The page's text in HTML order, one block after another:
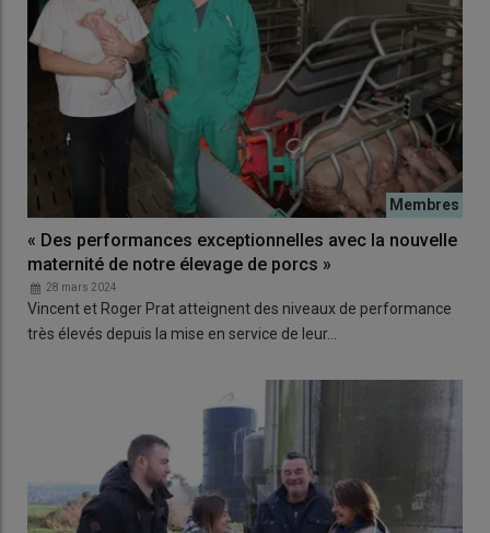
« Des performances exceptionnelles avec la nouvelle
maternité de notre élevage de porcs »
28 mars 2024
Vincent et Roger Prat atteignent des niveaux de performance
très élevés depuis la mise en service de leur…